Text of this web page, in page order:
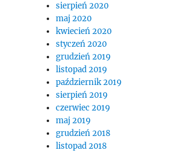
sierpień 2020
maj 2020
kwiecień 2020
styczeń 2020
grudzień 2019
listopad 2019
październik 2019
sierpień 2019
czerwiec 2019
maj 2019
grudzień 2018
listopad 2018